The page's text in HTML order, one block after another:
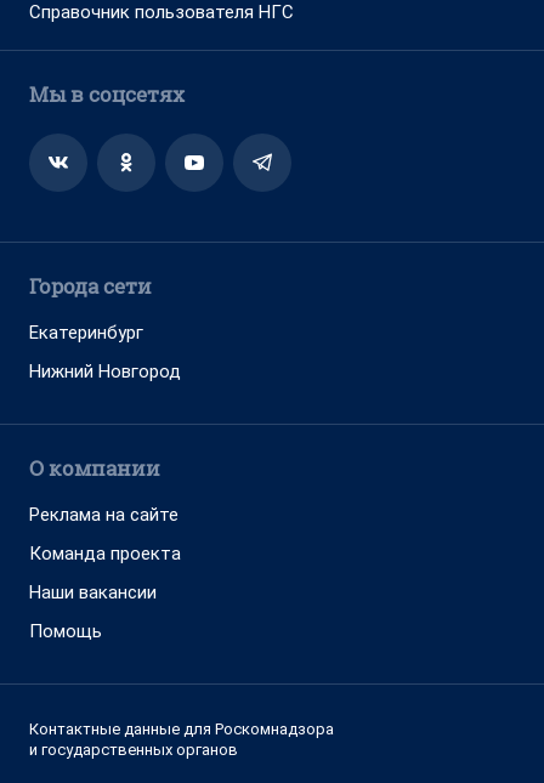
Справочник пользователя НГС
Мы в соцсетях
Города сети
Екатеринбург
Нижний Новгород
О компании
Реклама на сайте
Команда проекта
Наши вакансии
Помощь
Контактные данные для Роскомнадзора
и государственных органов